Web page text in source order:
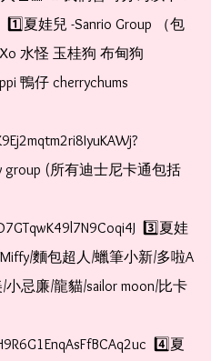
1️⃣夏娃兒 -Sanrio Group （包
Xo 水怪 玉桂狗 布甸狗
鴨仔 cherrychums
group (所有迪士尼卡通包括
3️⃣夏娃
麵包超人/蠟筆小新/多啦A
忌廉/龍貓/sailor moon/比卡
4️⃣夏